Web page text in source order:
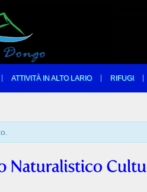
ATTIVITÀ IN ALTO LARIO RIFUGI